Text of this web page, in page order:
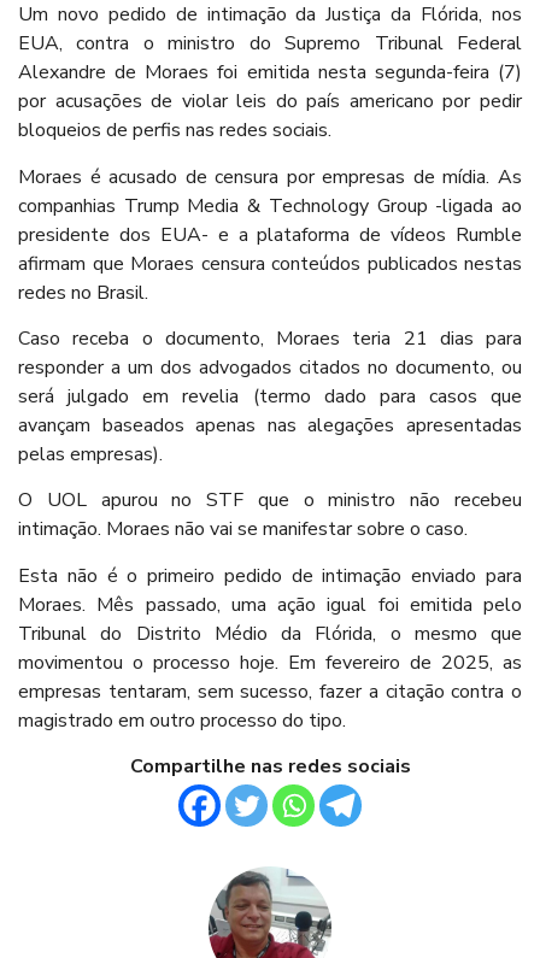
Um novo pedido de intimação da Justiça da Flórida, nos
EUA, contra o ministro do Supremo Tribunal Federal
Alexandre de Moraes foi emitida nesta segunda-feira (7)
por acusações de violar leis do país americano por pedir
bloqueios de perfis nas redes sociais.
Moraes é acusado de censura por empresas de mídia. As
companhias Trump Media & Technology Group -ligada ao
presidente dos EUA- e a plataforma de vídeos Rumble
afirmam que Moraes censura conteúdos publicados nestas
redes no Brasil.
Caso receba o documento, Moraes teria 21 dias para
responder a um dos advogados citados no documento, ou
será julgado em revelia (termo dado para casos que
avançam baseados apenas nas alegações apresentadas
pelas empresas).
O UOL apurou no STF que o ministro não recebeu
intimação. Moraes não vai se manifestar sobre o caso.
Esta não é o primeiro pedido de intimação enviado para
Moraes. Mês passado, uma ação igual foi emitida pelo
Tribunal do Distrito Médio da Flórida, o mesmo que
movimentou o processo hoje. Em fevereiro de 2025, as
empresas tentaram, sem sucesso, fazer a citação contra o
magistrado em outro processo do tipo.
Compartilhe nas redes sociais